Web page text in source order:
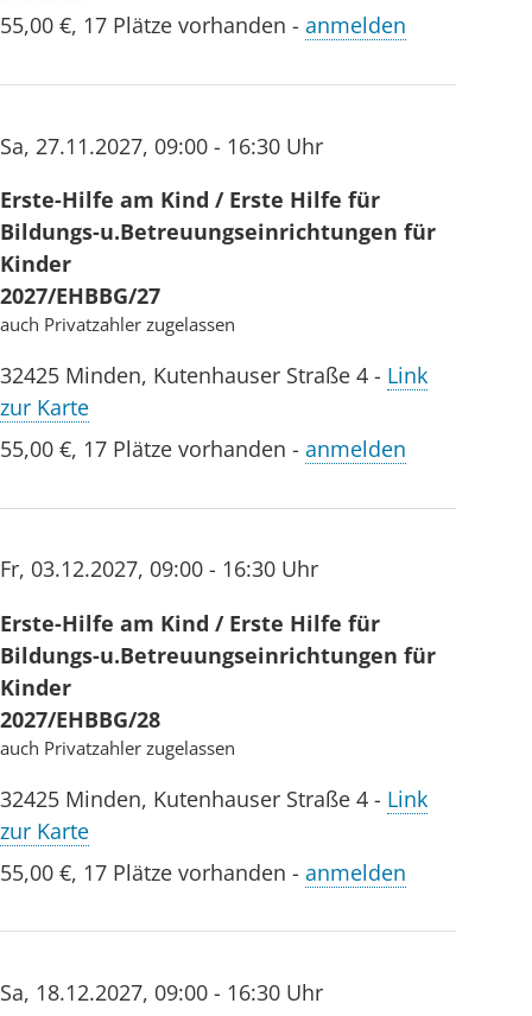
55,00 €, 17 Plätze vorhanden - anmelden
Sa, 27.11.2027, 09:00 - 16:30 Uhr
Erste-Hilfe am Kind / Erste Hilfe für
Bildungs-u.Betreuungseinrichtungen für
Kinder
2027/EHBBG/27
auch Privatzahler zugelassen
32425 Minden, Kutenhauser Straße 4 - Link
zur Karte
55,00 €, 17 Plätze vorhanden - anmelden
Fr, 03.12.2027, 09:00 - 16:30 Uhr
Erste-Hilfe am Kind / Erste Hilfe für
Bildungs-u.Betreuungseinrichtungen für
Kinder
2027/EHBBG/28
auch Privatzahler zugelassen
32425 Minden, Kutenhauser Straße 4 - Link
zur Karte
55,00 €, 17 Plätze vorhanden - anmelden
Sa, 18.12.2027, 09:00 - 16:30 Uhr